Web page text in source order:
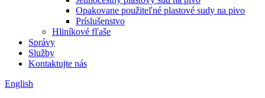
Opakovane použiteľné plastové sudy na pivo
Príslušenstvo
Hliníkové fľaše
Správy
Služby
Kontaktujte nás
English